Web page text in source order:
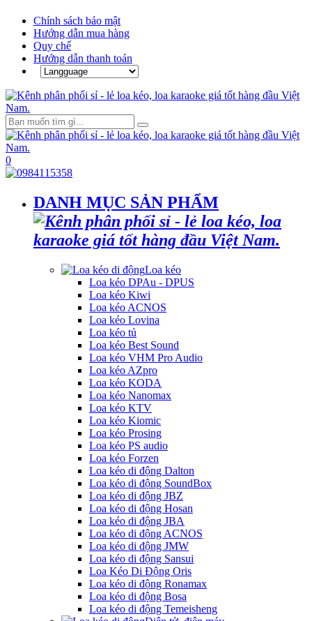
Chính sách bảo mật
Hướng dẫn mua hàng
Quy chế
Hướng dẫn thanh toán
0
DANH MỤC SẢN PHẨM
Loa kéo
Loa kéo DPAu - DPUS
Loa kéo Kiwi
Loa kéo ACNOS
Loa kéo Lovina
Loa kéo tủ
Loa kéo Best Sound
Loa kéo VHM Pro Audio
Loa kéo AZpro
Loa kéo KODA
Loa kéo Nanomax
Loa kéo KTV
Loa kéo Kiomic
Loa kéo Prosing
Loa kéo PS audio
Loa kéo Forzen
Loa kéo di động Dalton
Loa kéo di động SoundBox
Loa kéo di động JBZ
Loa kéo di động Hosan
Loa kéo di động JBA
Loa kéo di động ACNOS
Loa kéo di động JMW
Loa kéo di động Sansui
Loa Kéo Di Động Oris
Loa kéo di động Ronamax
Loa kéo di động Bosa
Loa kéo di động Temeisheng